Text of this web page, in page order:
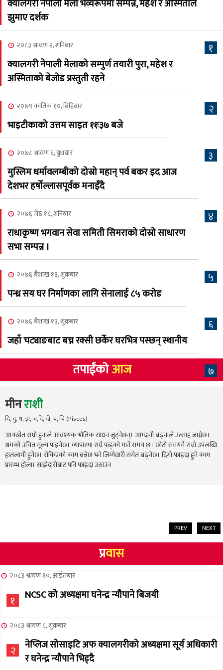
नेप्लिज सोसाइटि अफ
२०८३ श्रावण ६, बुधबार
कामना खबर पत्रिका
७ क्यालगरी नेपाली मेला
२०८३ श्रावण २, शनिबार
८
क्यालगरी नेपाली मेलाको
अस्मिताको बेजोड प्रस्तुती रहने
क्यालगरी नेपाली मेला भव्यरूपमा सम्पन्न, महेश र अस्मिताले
झुमाए दर्शक
१
२०८३ श्रावण २, शनिबार
क्यालगरी नेपाली मेलाको सम्पुर्ण तयारी पुरा, महेश र
अस्मिताको बेजोड प्रस्तुती रहने
२
२०७९ कार्तिक १०, बिहिबार
भाइटीकाको उत्तम साइत ११ः३७ बजे
३
२०७८ श्रावण ६, बुधबार
मुस्लिम धर्मावलम्बीको दोस्रो महान् पर्व बकर इद आज
देशभर हर्षोल्लासपूर्वक मनाइँदै
४
२०७६ जेष्ठ १८, शनिबार
राधाकृष्ण भगवान सेवा समिती सिमराको दोस्रो साधारण
सभा सम्पन्न ।
५
२०७६ बैशाख १३, शुक्रबार
पन्ध्र सय घर निर्माणका लागि सेनालाई ८५ करोड
६
२०७६ बैशाख १३, शुक्रबार
जहाँ चट्याङबाट बच्न रक्सी छर्केर घरभित्र पस्छन् स्थानीय
७
तपाईंकोआज
मीनराशी
दि, दु, थ, झ, ञ, दे, दो, च, चि (Pisces)
आयस्रोत राम्रो हुनाले आवश्यक भौतिक साधन जुट्नेछन्। आम्दानी बढ्नाले उत्साह जाग्नेछ।
श्रमको उचित मूल्य पाइनेछ। व्यापारमा राम्रै फड्को मार्ने समय छ। छोटो समयमै राम्रो उपलब्धि
हातलागी हुनेछ। रोकिएको काम बन्नेछ भने जिम्मेवारी समेत बढ्नेछ। दिगो फाइदा हुने काम
प्रारम्भ होला। साझेदारीबाट पनि फाइदा उठाउन
PREV NEXT
प्रवास
२०८३ श्रावण १०, आईतबार
१ NCSC को अध्यक्षमा घनेन्द्र न्यौपाने बिजयी
२०८३ श्रावण ८, शुक्रबार
२
नेप्लिज सोसाइटि अफ क्यालगरीको अध्यक्षमा सूर्य अधिकारी
र घनेन्द्र न्यौपाने भिड्दै